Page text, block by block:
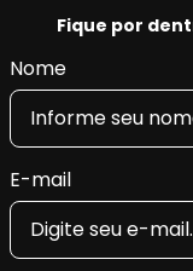
Fique por
Nome
E-mail